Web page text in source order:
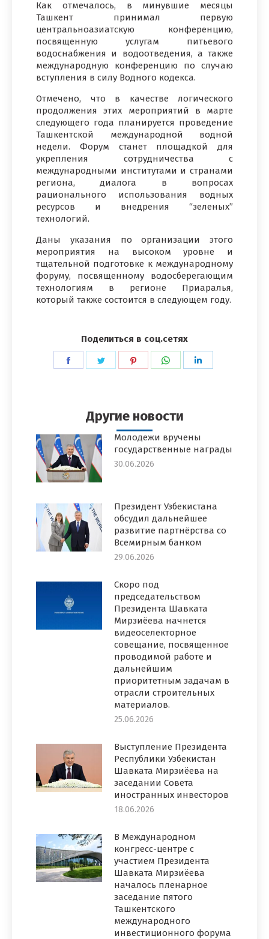
Как отмечалось, в минувшие месяцы
Ташкент принимал первую
центральноазиатскую конференцию,
посвященную услугам питьевого
водоснабжения и водоотведения, а также
международную конференцию по случаю
вступления в силу Водного кодекса.
Отмечено, что в качестве логического
продолжения этих мероприятий в марте
следующего года планируется проведение
Ташкентской международной водной
недели. Форум станет площадкой для
укрепления сотрудничества с
международными институтами и странами
региона, диалога в вопросах
рационального использования водных
ресурсов и внедрения “зеленых”
технологий.
Даны указания по организации этого
мероприятия на высоком уровне и
тщательной подготовке к международному
форуму, посвященному водосберегающим
технологиям в регионе Приаралья,
который также состоится в следующем году.
Поделиться в соц.сетях
ПоделитьсяПоделитьсяПоделитьсяПоделиться
Другие новости
Молодежи вручены
государственные награды
30.06.2026
Президент Узбекистана
обсудил дальнейшее
развитие партнёрства со
Всемирным банком
29.06.2026
Скоро под
председательством
Президента Шавката
Мирзиёева начнется
видеоселекторное
совещание, посвященное
проводимой работе и
дальнейшим
приоритетным задачам в
отрасли строительных
материалов.
25.06.2026
Выступление Президента
Республики Узбекистан
Шавката Мирзиёева на
заседании Совета
иностранных инвесторов
18.06.2026
В Международном
конгресс-центре с
участием Президента
Шавката Мирзиёева
началось пленарное
заседание пятого
Ташкентского
международного
инвестиционного форума